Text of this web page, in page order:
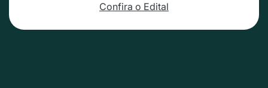
Confira o Edital